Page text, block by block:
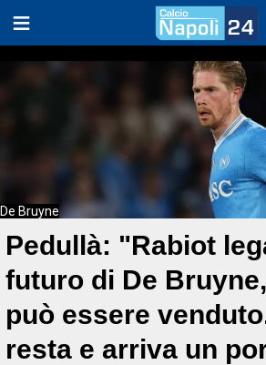
De Bruyne
Pedullà: "Rabiot
futuro di De
può essere
resta e arriva un